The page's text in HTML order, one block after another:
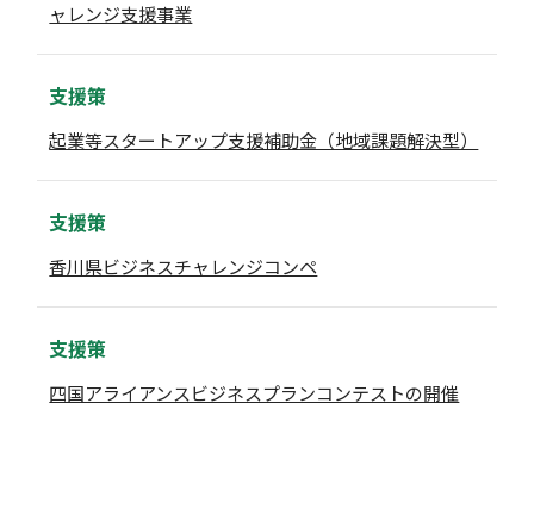
ャレンジ支援事業
支援策
起業等スタートアップ支援補助金（地域課題解決型）
支援策
香川県ビジネスチャレンジコンペ
支援策
四国アライアンスビジネスプランコンテストの開催